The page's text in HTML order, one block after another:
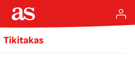
Tikitakas